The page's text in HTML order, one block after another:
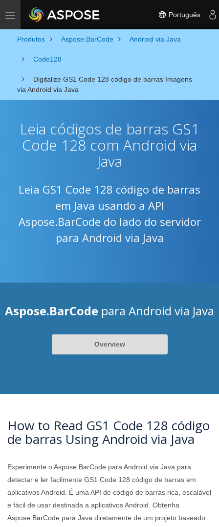
Toggle navigation Português
Produtos Aspose.BarCode Android via Java
Code128
Digitalize GS1 Code 128 código de barras Imagens
via Android via Java
Leia códigos de barras GS1
Code 128 com Android via
Java
Leia GS1 Code 128 código de barras
em Java usando a API
Aspose.BarCode do lado do servidor
para Android via Java
Aspose.BarCode para Android via Java
Overview
How to Read GS1 Code 128 código
de barras Using Android via Java
Experimente o Aspose.BarCode para Android via Java para
detectar e ler facilmente GS1 Code 128 código de barras em
aplicativos Android. É uma API de código de barras rica, escalável
e fácil de usar destinada a aplicativos Android. Obtenha
Aspose.BarCode para Java diretamente de um projeto baseado